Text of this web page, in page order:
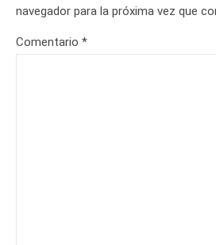
navegador para la próxima vez que
Comentario *